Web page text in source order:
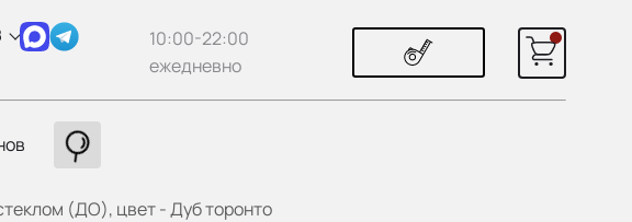
10:00-22:00
ежедневно
(ДО), цвет - Дуб торонто